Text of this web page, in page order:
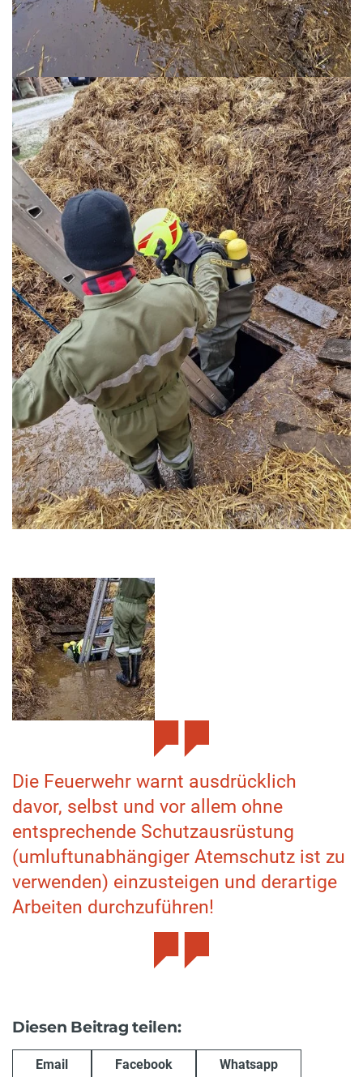
Die Feuerwehr warnt ausdrücklich
davor, selbst und vor allem ohne
entsprechende Schutzausrüstung
(umluftunabhängiger Atemschutz ist zu
verwenden) einzusteigen und derartige
Arbeiten durchzuführen!
Diesen Beitrag teilen:
Email Facebook Whatsapp